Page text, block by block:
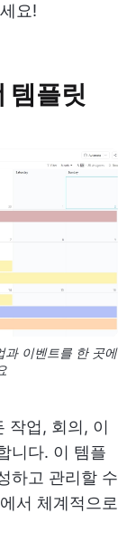
요!
템플릿
이벤트를 한 곳에
작업, 회의, 이
니다. 이 템플
하고 관리할 수
서 체계적으로